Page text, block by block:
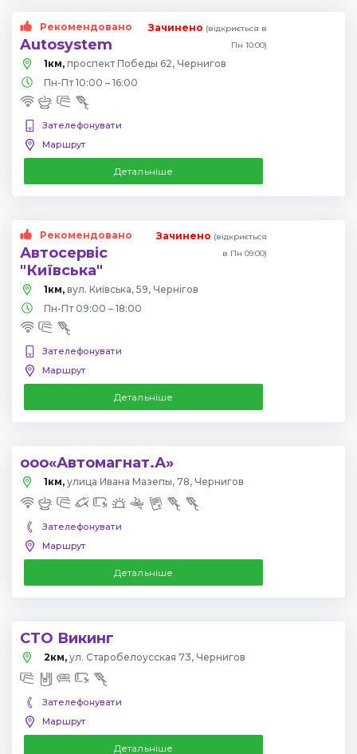
Рекомендовано
Autosystem
Зачинено (відкриється в
Пн 10:00)
1км, проспект Победы 62, Чернигов
Пн-Пт 10:00 – 16:00
Зателефонувати
Маршрут
Детальніше
Рекомендовано
Автосервіс
"Київська"
Зачинено (відкриється
в Пн 09:00)
1км, вул. Київська, 59, Чернігов
Пн-Пт 09:00 – 18:00
Зателефонувати
Маршрут
Детальніше
ооо«Автомагнат.А»
1км, улица Ивана Мазепы, 78, Чернигов
Зателефонувати
Маршрут
Детальніше
СТО Викинг
2км, ул. Старобелоусская 73, Чернигов
Зателефонувати
Маршрут
Детальніше